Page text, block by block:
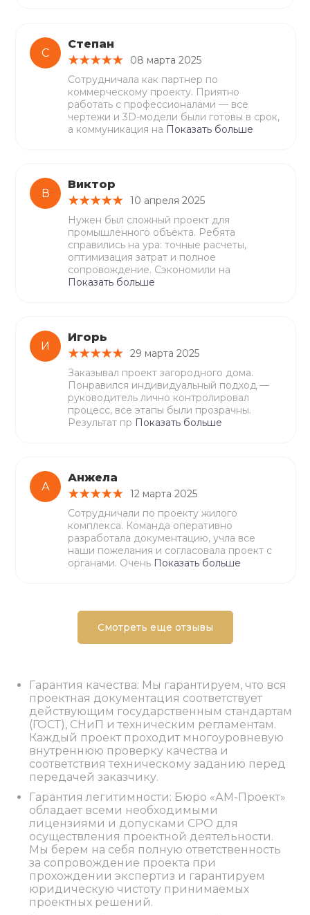
С
Степан
08 марта 2025
Сотрудничала как партнер по
коммерческому проекту. Приятно
работать с профессионалами — все
чертежи и 3D-модели были готовы в срок,
а коммуникация на Показать больше
В
Виктор
10 апреля 2025
Нужен был сложный проект для
промышленного объекта. Ребята
справились на ура: точные расчеты,
оптимизация затрат и полное
сопровождение. Сэкономили на
Показать больше
И
Игорь
29 марта 2025
Заказывал проект загородного дома.
Понравился индивидуальный подход —
руководитель лично контролировал
процесс, все этапы были прозрачны.
Результат пр Показать больше
А
Анжела
12 марта 2025
Сотрудничали по проекту жилого
комплекса. Команда оперативно
разработала документацию, учла все
наши пожелания и согласовала проект с
органами. Очень Показать больше
Смотреть еще отзывы
Гарантия качества: Мы гарантируем, что вся
проектная документация соответствует
действующим государственным стандартам
(ГОСТ), СНиП и техническим регламентам.
Каждый проект проходит многоуровневую
внутреннюю проверку качества и
соответствия техническому заданию перед
передачей заказчику.
Гарантия легитимности: Бюро «АМ-Проект»
обладает всеми необходимыми
лицензиями и допусками СРО для
осуществления проектной деятельности.
Мы берем на себя полную ответственность
за сопровождение проекта при
прохождении экспертиз и гарантируем
юридическую чистоту принимаемых
проектных решений.